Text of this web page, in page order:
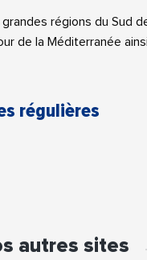
régions du Sud
de la Méditerranée
régulières
autres sites